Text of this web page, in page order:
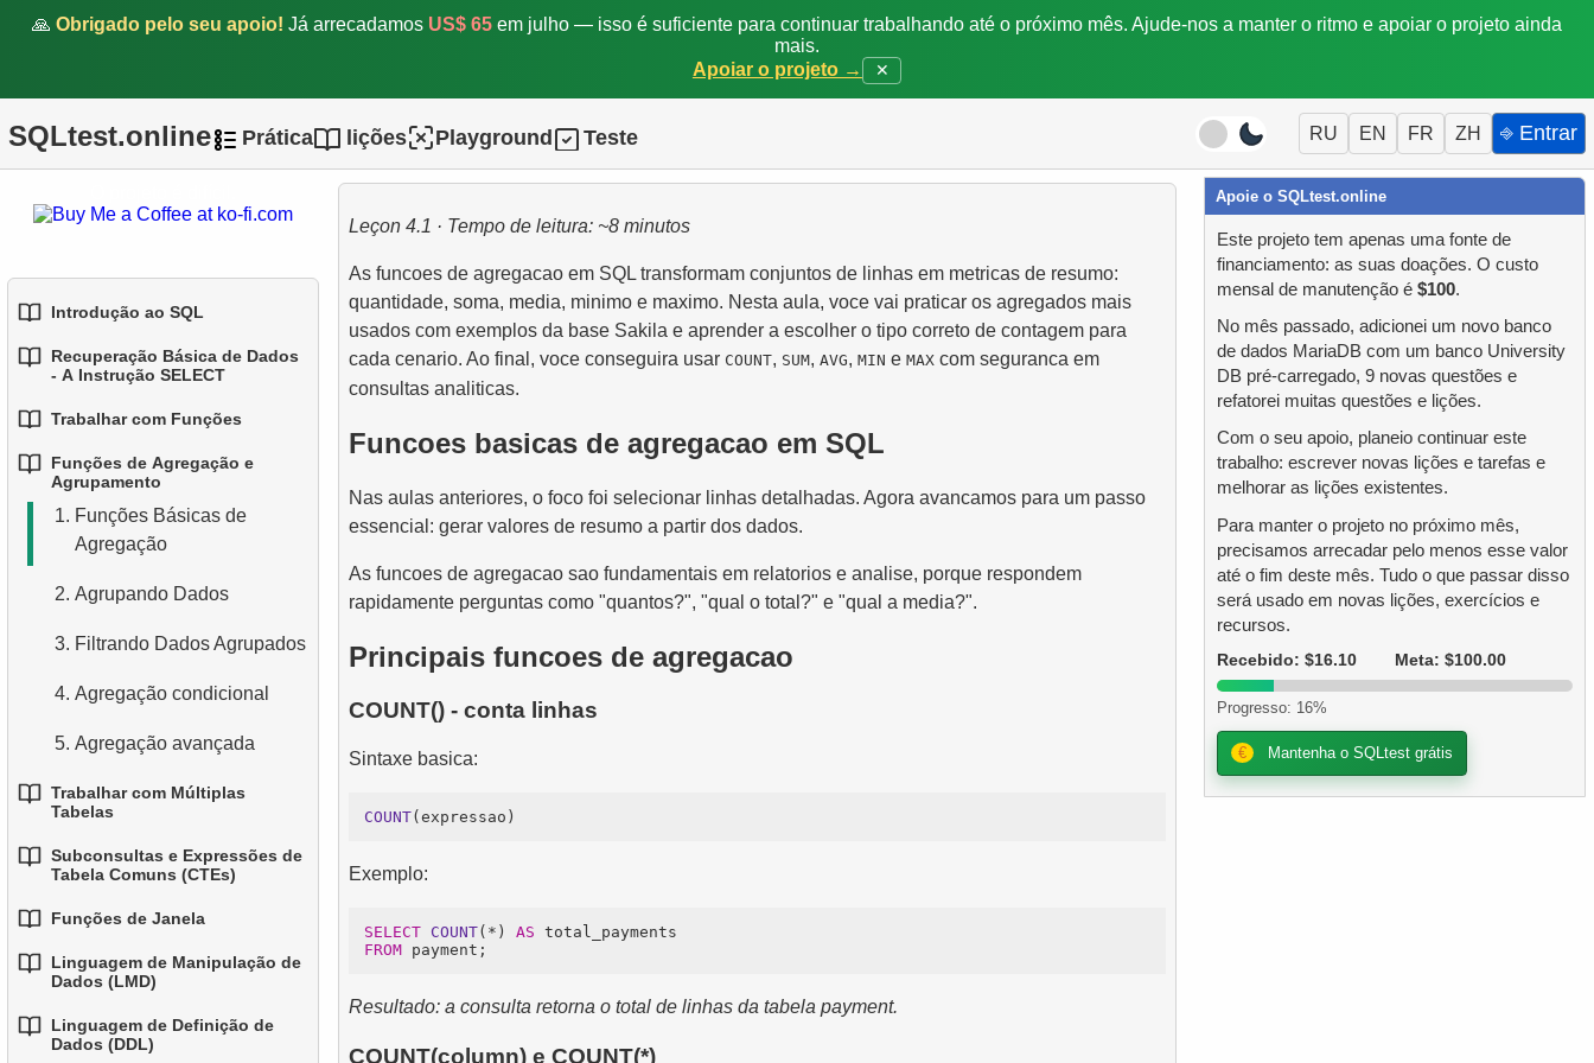
🙏 Obrigado pelo seu apoio! Já arrecadamos US$ 65 em julho — isso é suficiente para continuar trabalhando até o próximo mês. Ajude-nos a manter o ritmo e apoiar o projeto ainda
mais.
Apoiar o projeto →
✕
SQLtest.online Prática lições Playground Teste RU EN FR ZH ⎆ Entrar
Introdução ao SQL
1.Introdução a Bases de
3.Conceitos de Bases de
Dados Relacionais
NULL no SQL
6. Visão Geral do SQL
Recuperação Básica de Dados
- A Instrução SELECT
1.Selecionando Dados de
uma Tabela
2. Filtragem de Dados
Combinando Múltiplas
Condições
4. Alias para Colunas
5. Ordenando Resultados
6.
Limitando Resultados com
7.Juntando Tudo: WHERE,
Trabalhar com Funções
1.Funções SQL Integradas
2. Funções Comuns de String
Comuns
4. Funções de Data e Hora
5. Operador condicional
Funções de Agregação e
Agrupamento
1. Funções Básicas de
Agregação
2. Agrupando Dados
3. Filtrando Dados Agrupados
4. Agregação condicional
5. Agregação avançada
Trabalhar com Múltiplas
Tabelas
1.Fundamentos de JOINs em
Linhas Correspondentes
3.LEFT JOIN - Incluindo
Todos os Registros da
Subconsultas e Expressões de
Tabela Comuns (CTEs)
1.Introdução às
Subconsultas
WHERE
Funções de Janela
1.Funções de Janela
2.Usar ROW_NUMBER,
RANK, DENSE_RANK e
Linguagem de Manipulação de
Dados (LMD)
1.A Instrução INSERT INTO
Linguagem de Definição de
Dados (DDL)
Leçon 4.1 · Tempo de leitura: ~8 minutos
As funcoes de agregacao em SQL transformam conjuntos de linhas em metricas de resumo:
quantidade, soma, media, minimo e maximo. Nesta aula, voce vai praticar os agregados mais
usados com exemplos da base Sakila e aprender a escolher o tipo correto de contagem para
cada cenario. Ao final, voce conseguira usar COUNT, SUM, AVG, MIN e MAXcom seguranca em
consultas analiticas.
Funcoes basicas de agregacao em SQL
Nas aulas anteriores, o foco foi selecionar linhas detalhadas. Agora avancamos para um passo
essencial: gerar valores de resumo a partir dos dados.
As funcoes de agregacao sao fundamentais em relatorios e analise, porque respondem
rapidamente perguntas como "quantos?", "qual o total?" e "qual a media?".
Principais funcoes de agregacao
COUNT() - conta linhas
Sintaxe basica:
COUNT
Exemplo:
SELECT COUNT(*) AS
FROM
Resultado: a consulta retorna o total de linhas da tabela payment.
COUNT(column) e COUNT(*)
Apoie o SQLtest.online
Este projeto tem apenas uma fonte de
financiamento: as suas doações. O custo
mensal de manutenção é $100.
No mês passado, adicionei um novo banco
de dados MariaDB com um banco University
DB pré-carregado, 9 novas questões e
refatorei muitas questões e lições.
Com o seu apoio, planeio continuar este
trabalho: escrever novas lições e tarefas e
melhorar as lições existentes.
Para manter o projeto no próximo mês,
precisamos arrecadar pelo menos esse valor
até o fim deste mês. Tudo o que passar disso
será usado em novas lições, exercícios e
recursos.
Recebido: $16.10
Meta: $100.00
Progresso: 16%
€ Mantenha o SQLtest grátis